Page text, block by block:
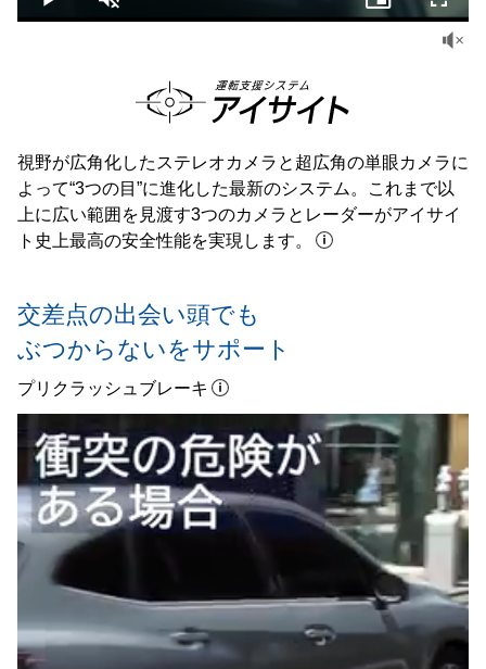
視野が広角化したステレオカメラと超広角の単眼カメラに
よって“3つの目”に進化した最新のシステム。これまで以
上に広い範囲を見渡す3つのカメラとレーダーがアイサイ
ト史上最高の安全性能を実現します。
Play Unmute
Picture-
in-
交差点の出会い頭でも
ぶつからないをサポート
プリクラッシュブレーキ